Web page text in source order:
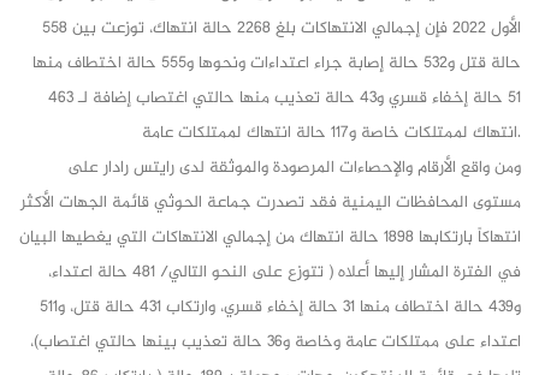
الأول 2022 فإن إجمالي الانتهاكات بلغ 2268 حالة انتهاك، توزعت بين 558
حالة قتل و532 حالة إصابة جراء اعتداءات ونحوها و555 حالة اختطاف منها
51 حالة إخفاء قسري و43 حالة تعذيب منها حالتي اغتصاب إضافة لـ 463
انتهاك لممتلكات خاصة و117 حالة انتهاك لممتلكات عامة.
ومن واقع الأرقام والإحصاءات المرصودة والموثقة لدى رايتس رادار على
مستوى المحافظات اليمنية فقد تصدرت جماعة الحوثي قائمة الجهات الأكثر
انتهاكاً بارتكابها 1898 حالة انتهاك من إجمالي الانتهاكات التي يغطيها البيان
في الفترة المشار إليها أعلاه ( تتوزع على النحو التالي/ 481 حالة اعتداء،
و439 حالة اختطاف منها 31 حالة إخفاء قسري، وارتكاب 431 حالة قتل، و511
اعتداء على ممتلكات عامة وخاصة و36 حالة تعذيب بينها حالتي اغتصاب)،